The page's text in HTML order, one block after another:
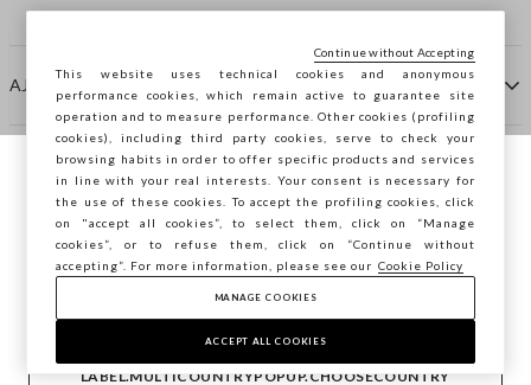
AJUTOR
COMPANIE
CONTACTE
Copyright © Ovs S.p.A. P.Iva 04240010274 - Cap. Soc.
290.923.470 -2.4.0
Navighezi pe STEFANEL Italia, vrei să
salvezi locația ta?
CONFIRMĂ
LABEL.MULTICOUNTRYPOPUP.CHOOSECOUNTRY
footer.item.country România
This website uses technical cookies and anonymous
performance cookies, which remain active to guarantee site
operation and to measure performance. Other cookies (profiling
cookies), including third party cookies, serve to check your
browsing habits in order to offer specific products and services
in line with your real interests. Your consent is necessary for
the use of these cookies. To accept the profiling cookies, click
on "accept all cookies”, to select them, click on “Manage
cookies”, or to refuse them, click on “Continue without
accepting”. For more information, please see our Cookie Policy
MANAGE COOKIES
ACCEPT ALL COOKIES
Continue without Accepting